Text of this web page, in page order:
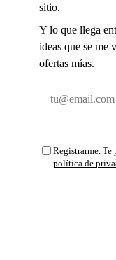
sitio.
Y lo que llega
ideas que se me
ofertas mías.
Email
Registrarme. Te
política de